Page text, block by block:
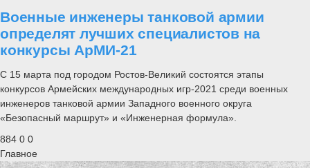
Военные инженеры танковой армии
определят лучших специалистов на
конкурсы АрМИ-21
С 15 марта под городом Ростов-Великий состоятся этапы
конкурсов Армейских международных игр-2021 среди военных
инженеров танковой армии Западного военного округа
«Безопасный маршрут» и «Инженерная формула».
884 0 0
Главное